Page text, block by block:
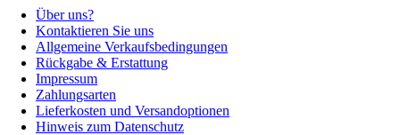
Über uns?
Kontaktieren Sie uns
Allgemeine Verkaufsbedingungen
Rückgabe & Erstattung
Impressum
Zahlungsarten
Lieferkosten und Versandoptionen
Hinweis zum Datenschutz